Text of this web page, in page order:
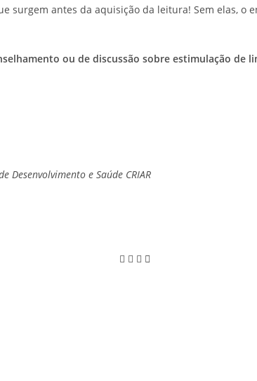
surgem antes da aquisição da leitura! Sem elas,
ou de discussão sobre estimulação de
e Saúde CRIAR